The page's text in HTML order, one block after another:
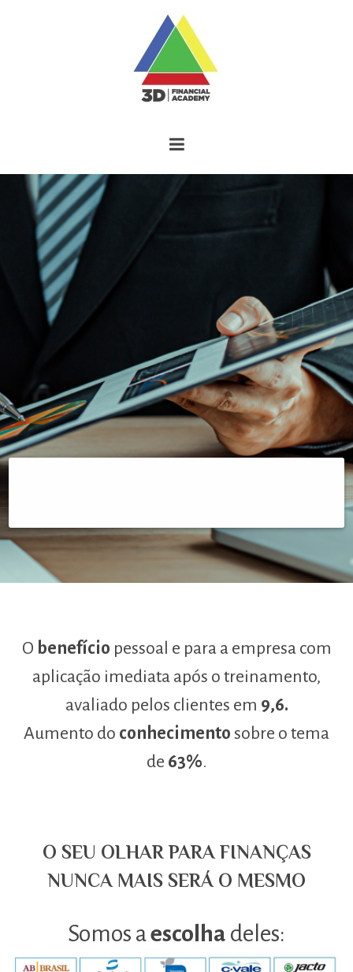
O benefício pessoal e para a empresa com
aplicação imediata após o treinamento,
avaliado pelos clientes em 9,6.
Aumento do conhecimento sobre o tema
de 63%.
O SEU OLHAR PARA FINANÇAS
NUNCA MAIS SERÁ O MESMO
Somos aescolha deles: